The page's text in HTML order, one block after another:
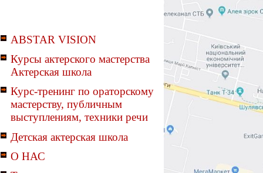
ABSTAR VISION
Курсы актерского мастерства
Актерская школа
Курс-тренинг по ораторскому
мастерству, публичным
выступлениям, техники речи
Детская актерская школа
О НАС